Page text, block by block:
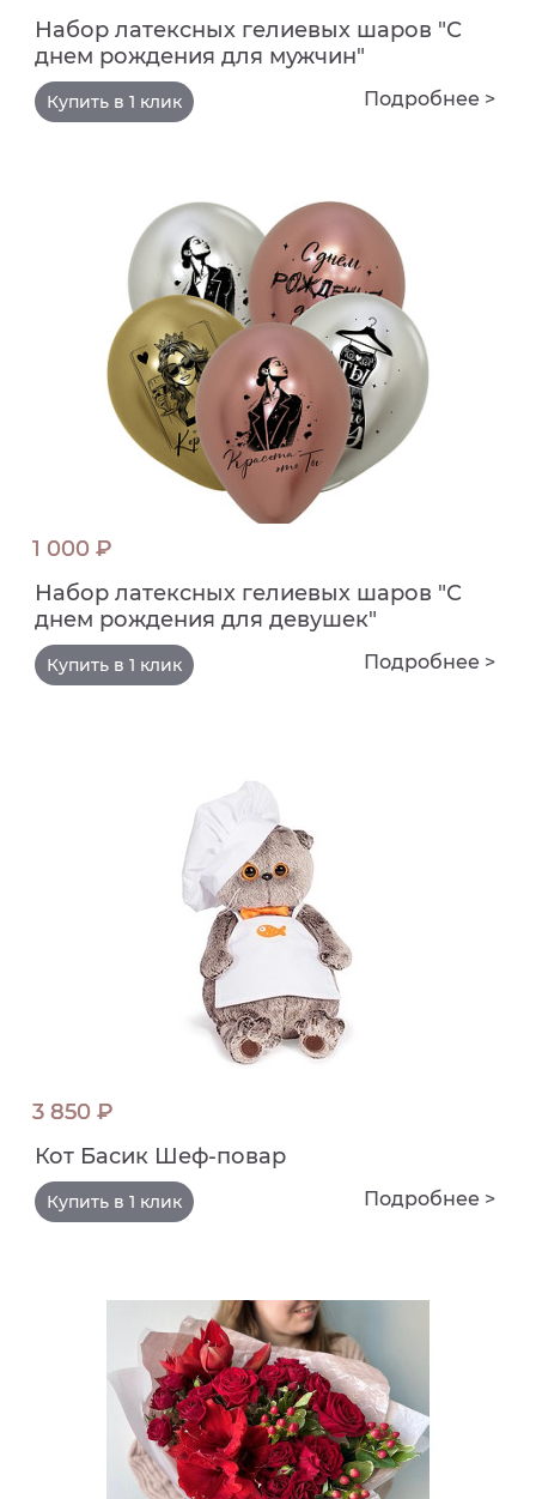
Набор латексных гелиевых шаров "С
днем рождения для мужчин"
Купить в 1 клик Подробнее >
1 000 ₽
Набор латексных гелиевых шаров "С
днем рождения для девушек"
Купить в 1 клик Подробнее >
3 850 ₽
Кот Басик Шеф-повар
Купить в 1 клик Подробнее >